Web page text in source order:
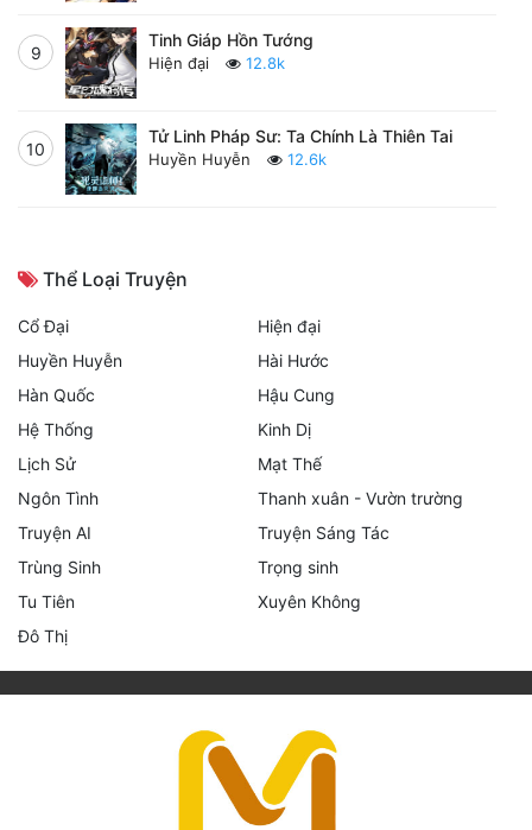
9
Tinh Giáp Hồn Tướng
Hiện đại 12.8k
10
Tử Linh Pháp Sư: Ta Chính Là Thiên Tai
Huyền Huyễn 12.6k
Thể Loại Truyện
Cổ Đại
Hiện đại
Huyền Huyễn
Hài Hước
Hàn Quốc
Hậu Cung
Hệ Thống
Kinh Dị
Lịch Sử
Mạt Thế
Ngôn Tình
Thanh xuân - Vườn trường
Truyện AI
Truyện Sáng Tác
Trùng Sinh
Trọng sinh
Tu Tiên
Xuyên Không
Đô Thị